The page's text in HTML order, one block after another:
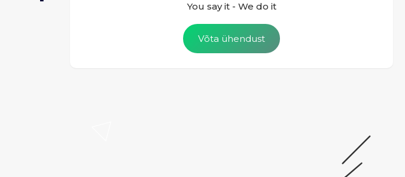
You say it - We do it
Võta ühendust